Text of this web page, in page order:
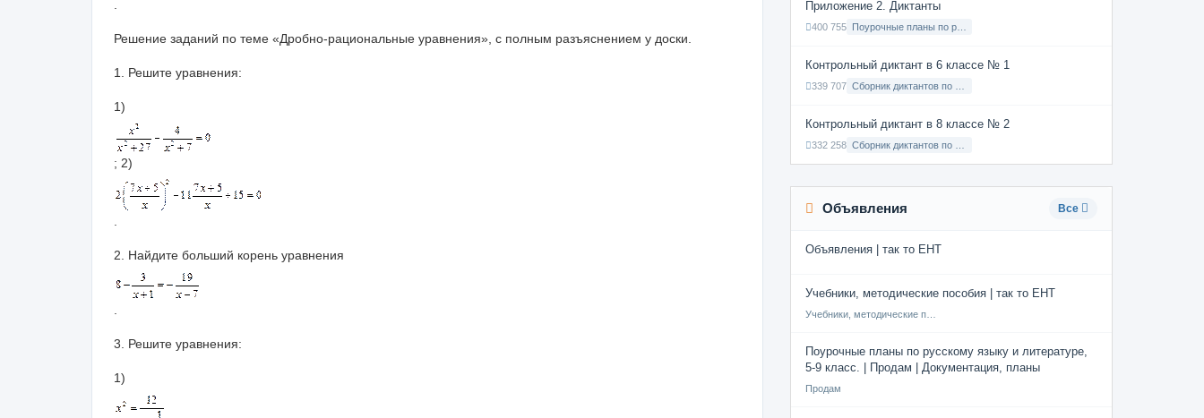
Решение заданий по теме «Дробно-рациональные уравнения», с полным разъяснением у доски.
1. Решите уравнения:
1)
; 2)
2. Найдите больший корень уравнения
3. Решите уравнения:
1)
Приложение 2. Диктанты
400 755
Контрольный диктант в 6 классе № 1
339 707
Контрольный диктант в 8 классе № 2
332 258
Объявления Все
Объявления | так то ЕНТ
Учебники, методические пособия | так то ЕНТ
Поурочные планы по русскому языку и литературе,
5-9 класс. | Продам | Документация, планы
Продам